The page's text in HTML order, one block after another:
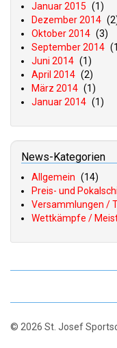
Januar 2015 (1)
Dezember 2014
Oktober 2014 (3)
September 2014
Juni 2014 (1)
April 2014 (2)
März 2014 (1)
Januar 2014 (1)
News-Kategorien
Allgemein (14)
Preis- und
Versammlungen /
Wettkämpfe /
© 2026 St. Josef